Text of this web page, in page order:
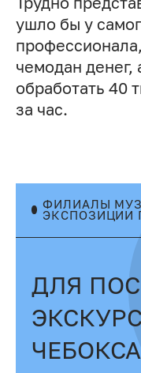
ушло бы у
чемодан денег,
обработать 40
за час.
ФИЛИАЛЫ
ЭКСПОЗИЦИИ
ДЛЯ